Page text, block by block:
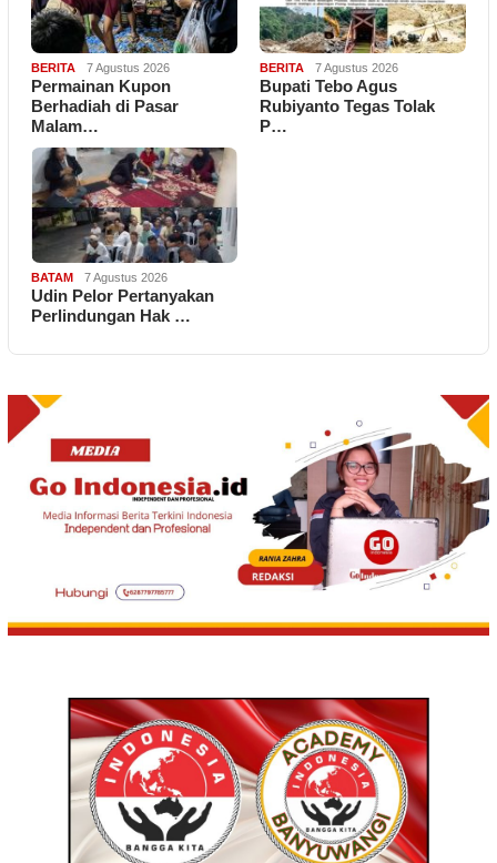
BERITA 7 Agustus 2026
Permainan Kupon
Berhadiah di Pasar
Malam…
BERITA 7 Agustus 2026
Bupati Tebo Agus
Rubiyanto Tegas Tolak
P…
BATAM 7 Agustus 2026
Udin Pelor Pertanyakan
Perlindungan Hak …